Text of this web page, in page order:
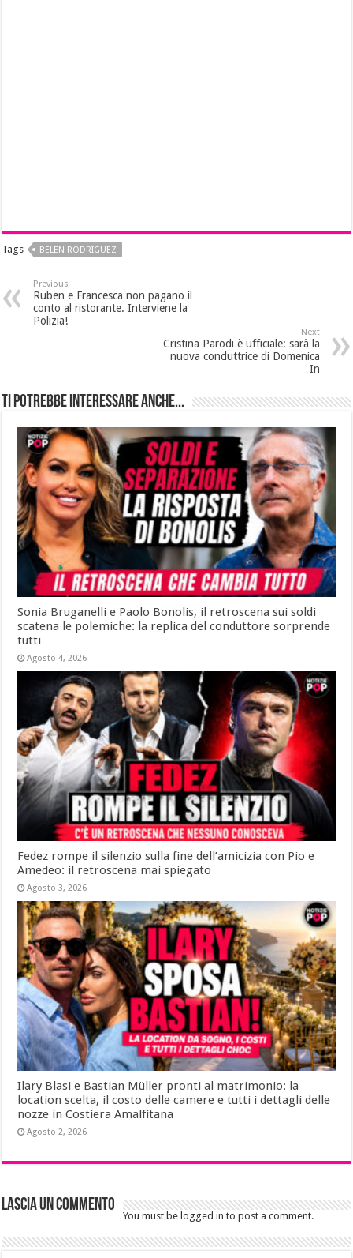
Tags BELEN RODRIGUEZ
Previous
Ruben e Francesca non pagano il
conto al ristorante. Interviene la
Polizia!
Next
Cristina Parodi è ufficiale: sarà la
nuova conduttrice di Domenica
In
Ti potrebbe interessare anche...
Sonia Bruganelli e Paolo Bonolis, il retroscena sui soldi
scatena le polemiche: la replica del conduttore sorprende
tutti
Agosto 4, 2026
Fedez rompe il silenzio sulla fine dell’amicizia con Pio e
Amedeo: il retroscena mai spiegato
Agosto 3, 2026
Ilary Blasi e Bastian Müller pronti al matrimonio: la
location scelta, il costo delle camere e tutti i dettagli delle
nozze in Costiera Amalfitana
Agosto 2, 2026
Lascia un commento
You must be logged in to post a comment.